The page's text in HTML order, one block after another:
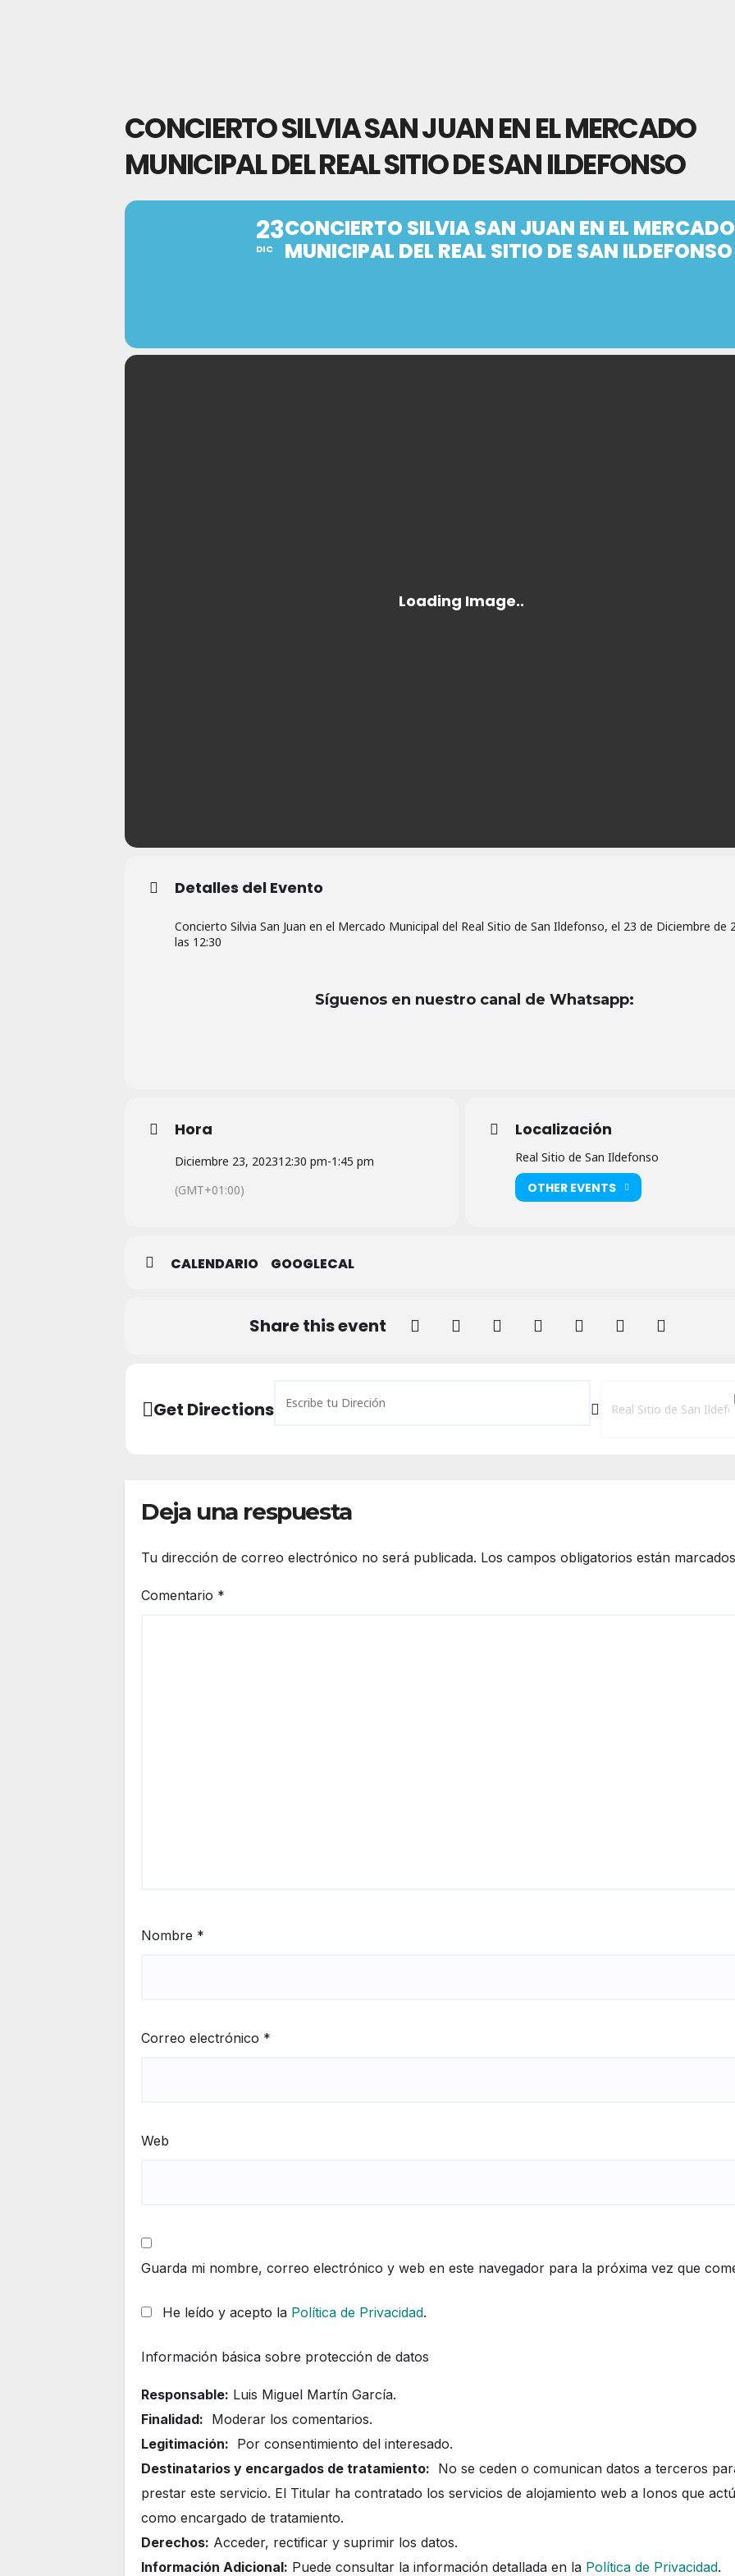
CONCIERTO SILVIA SAN JUAN EN EL MERCADO
MUNICIPAL DEL REAL SITIO DE SAN ILDEFONSO
23
DIC
CONCIERTO SILVIA SAN JUAN EN EL MERCADO
MUNICIPAL DEL REAL SITIO DE SAN ILDEFONSO
Detalles del Evento
Concierto Silvia San Juan en el Mercado Municipal del Real Sitio de San Ildefonso, el 23 de Diciembre de
las 12:30
Síguenos en nuestro canal de Whatsapp:
Hora
Diciembre 23, 202312:30 pm-1:45 pm
(GMT+01:00)
Localización
Real Sitio de San Ildefonso
OTHER EVENTS
CALENDARIO GOOGLECAL
Share this event
Get Directions
Address - Concierto Silvia San Juan en el Mercado Municipal del Real Sitio de San
Destination Address -
Deja una respuesta
Tu dirección de correo electrónico no será publicada. Los campos obligatorios están
Comentario *
Nombre *
Correo electrónico *
Web
Guarda mi nombre, correo electrónico y web en este navegador para la próxima vez que
He leído y acepto la Política de Privacidad.
Información básica sobre protección de datos
Responsable: Luis Miguel Martín García.
Finalidad: Moderar los comentarios.
Legitimación: Por consentimiento del interesado.
Destinatarios y encargados de tratamiento: No se ceden o comunican datos a terceros
prestar este servicio. El Titular ha contratado los servicios de alojamiento web a Ionos que
como encargado de tratamiento.
Derechos: Acceder, rectificar y suprimir los datos.
Información Adicional: Puede consultar la información detallada en la Política de Privacidad.